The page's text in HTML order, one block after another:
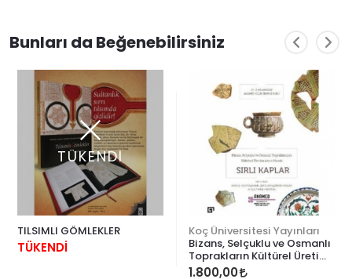
Bunları da Beğenebilirsiniz
TÜKENDİ
TILSIMLI GÖMLEKLER
TÜKENDİ
Koç Üniversitesi Yayınları
Bizans, Selçuklu ve Osmanlı
Toprakların Kültürel Üretim
Aracı Olarak Sırlı Kaplar
1.800,00